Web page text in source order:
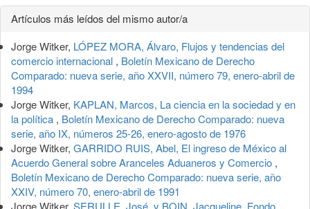
Detalles
del
artículo
Artículos más leídos del mismo autor/a
Jorge Witker, LÓPEZ MORA, Álvaro, Flujos y tendencias del
comercio internacional , Boletín Mexicano de Derecho
Comparado: nueva serie, año XXVII, número 79, enero-abril de
1994
Jorge Witker, KAPLAN, Marcos, La ciencia en la sociedad y en
la política , Boletín Mexicano de Derecho Comparado: nueva
serie, año IX, números 25-26, enero-agosto de 1976
Jorge Witker, GARRIDO RUIS, Abel, El ingreso de México al
Acuerdo General sobre Aranceles Aduaneros y Comercio ,
Boletín Mexicano de Derecho Comparado: nueva serie, año
XXIV, número 70, enero-abril de 1991
Jorge Witker, SERULLE, José, y BOIN, Jacqueline, Fondo